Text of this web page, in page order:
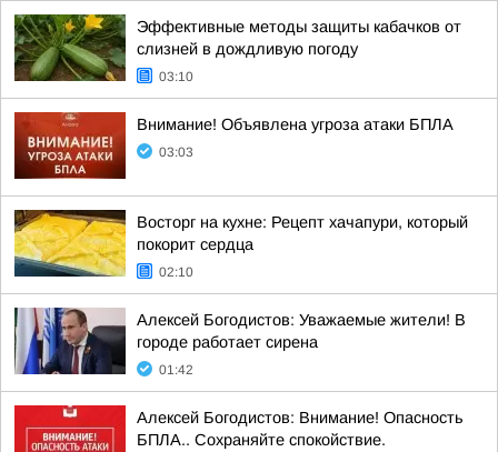
Эффективные методы защиты кабачков от
слизней в дождливую погоду
03:10
Внимание! Объявлена угроза атаки БПЛА
03:03
Восторг на кухне: Рецепт хачапури, который
покорит сердца
02:10
Алексей Богодистов: Уважаемые жители! В
городе работает сирена
01:42
Алексей Богодистов: Внимание! Опасность
БПЛА.. Сохраняйте спокойствие.